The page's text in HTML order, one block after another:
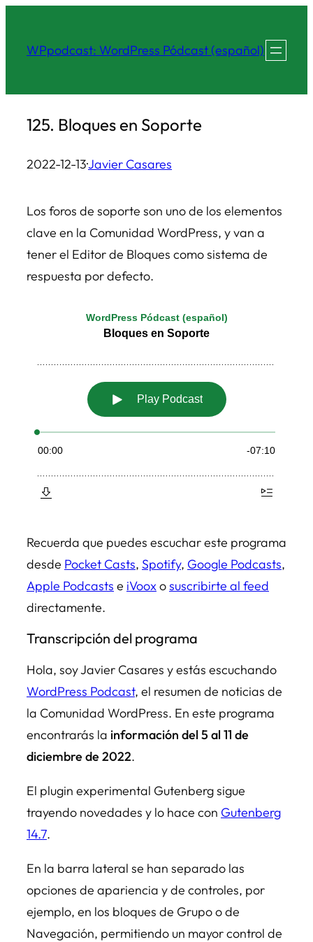
contenido
WPpodcast: WordPress Pódcast (español)
125. Bloques en Soporte
2022-12-13·Javier Casares
Los foros de soporte son uno de los elementos
clave en la Comunidad WordPress, y van a
tener el Editor de Bloques como sistema de
respuesta por defecto.
Recuerda que puedes escuchar este programa
desde Pocket Casts, Spotify, Google Podcasts,
Apple Podcasts e iVooxosuscribirte al feed
directamente.
Transcripción del programa
Hola, soy Javier Casares y estás escuchando
WordPress Podcast, el resumen de noticias de
la Comunidad WordPress. En este programa
encontrarás la información del 5 al 11 de
diciembre de 2022.
El plugin experimental Gutenberg sigue
trayendo novedades y lo hace con Gutenberg
14.7.
En la barra lateral se han separado las
opciones de apariencia y de controles, por
ejemplo, en los bloques de Grupo o de
Navegación, permitiendo un mayor control de